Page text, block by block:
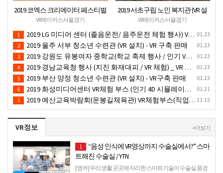
2019 코엑스 크리에이터 페스티벌
VR체험 부스 (인기 VR 체험) - VR렌
탈대여 행사
VR메이커스서울경기
2019 서초구립 노인 복지관 (VR 설
치) - VR 구축 판매
VR메이커스서울경기
01.23
1 2019 LG 미디어 센터 (졸음운전/ 음주운전 체험 행사) VR 체험 - VR 렌탈대여 행사
01.23
2 2019 울주 서부 청소년 수련관 (VR 설치) - VR 구축 판매
01.23
3 2019 강원도 유봉여자 중학교(학교 축제 행사 / 인기 VR 컨텐츠 ) - VR렌탈대여 행사
01.23
4 2019 경남교육청 행사 (지진 화재대피 / VR 체험) _ VR 렌탈대여행사
01.23
5 2019 부산 양정 청소년 수련관 (VR 설치) - VR구축 판매
01.21
6 2019 화성미디어센터 VR체험 부스 (인기 4D 시뮬레이터 체험)- VR렌탈
11.15
7 2019 예산교육박람회(운봉길체육관) VR체험부스(직업진로체험 / 인기VR체험)-VR렌탈대여행사
VR정보 + 더보기
1
“음성 인식에 VR영상까지 수술실에서?” 스마
트해진 수술실 / YTN
[앵커] 우리 생활 곳곳에 자리한 스마트기술이 수술실 풍경